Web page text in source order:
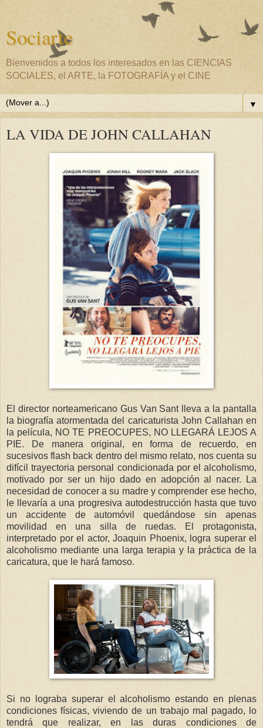
Sociarte
Bienvenidos a todos los interesados en las CIENCIAS
SOCIALES, el ARTE, la FOTOGRAFÍA y el CINE
▼
LA VIDA DE JOHN CALLAHAN
El director norteamericano Gus Van Sant lleva a la pantalla
la biografía atormentada del caricaturista John Callahan en
la película, NO TE PREOCUPES, NO LLEGARÁ LEJOS A
PIE. De manera original, en forma de recuerdo, en
sucesivos flash back dentro del mismo relato, nos cuenta su
difícil trayectoria personal condicionada por el alcoholismo,
motivado por ser un hijo dado en adopción al nacer. La
necesidad de conocer a su madre y comprender ese hecho,
le llevaría a una progresiva autodestrucción hasta que tuvo
un accidente de automóvil quedándose sin apenas
movilidad en una silla de ruedas. El protagonista,
interpretado por el actor, Joaquin Phoenix, logra superar el
alcoholismo mediante una larga terapia y la práctica de la
caricatura, que le hará famoso.
Si no lograba superar el alcoholismo estando en plenas
condiciones físicas, viviendo de un trabajo mal pagado, lo
tendrá que realizar, en las duras condiciones de